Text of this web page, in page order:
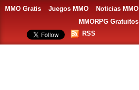
MMO Gratis Juegos MMO Noticias MMO
MMORPG Gratuitos
RSS